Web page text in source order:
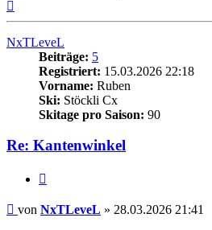
NxTLeveL
Beiträge: 5
Registriert: 15.03.2026 22:18
Vorname: Ruben
Ski: Stöckli Cx
Skitage pro Saison: 90
Re: Kantenwinkel
Beitrag
von NxTLeveL » 28.03.2026 21:41